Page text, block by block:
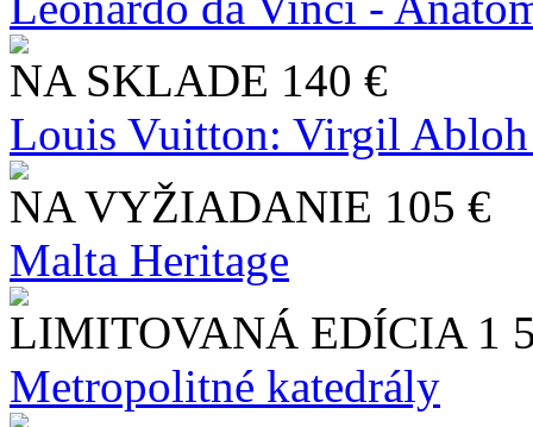
NA SKLADE 140 €
Louis Vuitton: Virgil
NA VYŽIADANIE 105 €
Malta Heritage
LIMITOVANÁ EDÍCIA 1
Metropolitné katedrály